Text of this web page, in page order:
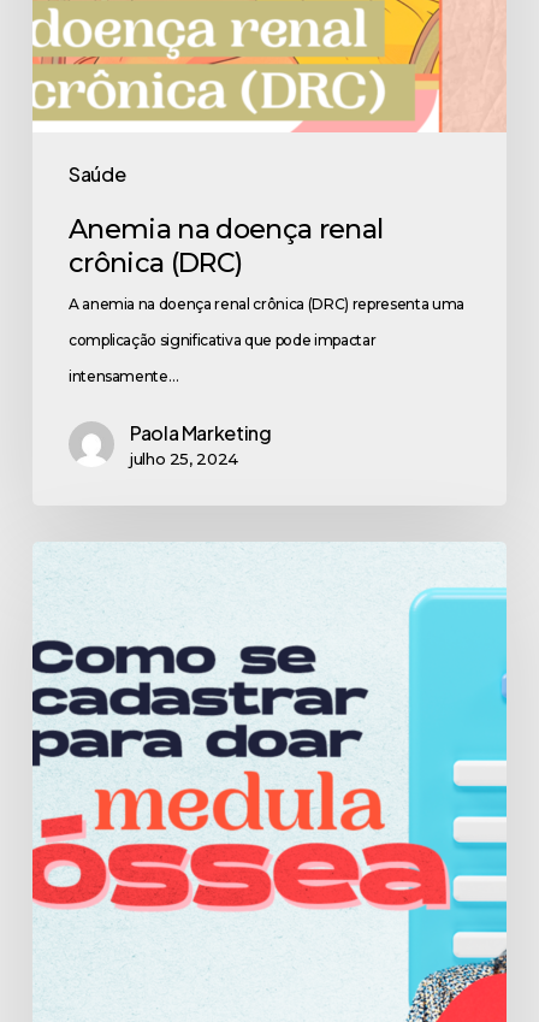
Saúde
Anemia na doença renal
crônica (DRC)
A anemia na doença renal crônica (DRC) representa uma
complicação significativa que pode impactar
intensamente…
Paola Marketing
julho 25, 2024
Como
me
cadastro
para
doar
medula
óssea?